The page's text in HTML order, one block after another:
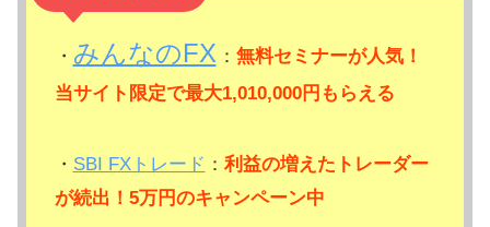
・ みんなのFX ： 無料セミナーが人気！
当サイト限定で最大1,010,000円もらえる
・ SBI FXトレード ： 利益の増えたトレーダー
が続出！5万円のキャンペーン中